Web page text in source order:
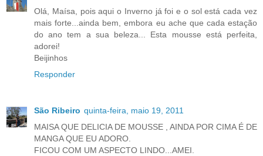
Olá, Maísa, pois aqui o Inverno já foi e o sol está cada vez
mais forte...ainda bem, embora eu ache que cada estação
do ano tem a sua beleza... Esta mousse está perfeita,
adorei!
Beijinhos
Responder
São Ribeiro quinta-feira, maio 19, 2011
MAISA QUE DELICIA DE MOUSSE , AINDA POR CIMA É DE
MANGA QUE EU ADORO.
FICOU COM UM ASPECTO LINDO...AMEI.